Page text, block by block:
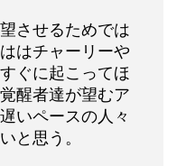
させるためでは
はチャーリーや
ぐに起こってほ
醒者達が望むア
いペースの人々
と思う。